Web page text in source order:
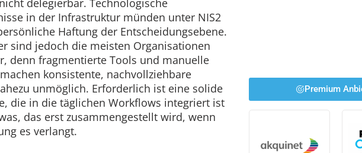
in der Infrastruktur münden unter NIS2
Haftung der Entscheidungsebene.
sind jedoch die meisten Organisationen
denn fragmentierte Tools und manuelle
konsistente, nachvollziehbare
unmöglich. Erforderlich ist eine solide
die in die täglichen Workflows integriert ist
das erst zusammengestellt wird, wenn
es verlangt.
Premium